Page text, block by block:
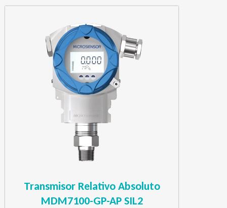
Transmisor Relativo Absoluto
MDM7100-GP-AP SIL2